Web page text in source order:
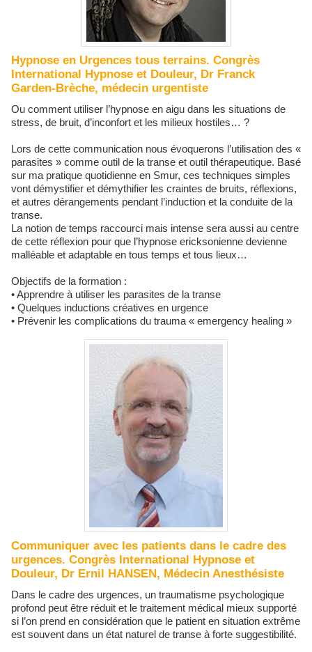
Hypnose en Urgences tous terrains. Congrès
International Hypnose et Douleur, Dr Franck
Garden-Brèche, médecin urgentiste
Ou comment utiliser l’hypnose en aigu dans les situations de
stress, de bruit, d’inconfort et les milieux hostiles… ?
Lors de cette communication nous évoquerons l’utilisation des «
parasites » comme outil de la transe et outil thérapeutique. Basé
sur ma pratique quotidienne en Smur, ces techniques simples
vont démystifier et démythifier les craintes de bruits, réflexions,
et autres dérangements pendant l’induction et la conduite de la
transe.
La notion de temps raccourci mais intense sera aussi au centre
de cette réflexion pour que l’hypnose ericksonienne devienne
malléable et adaptable en tous temps et tous lieux…
Objectifs de la formation :
• Apprendre à utiliser les parasites de la transe
• Quelques inductions créatives en urgence
• Prévenir les complications du trauma « emergency healing »
Communiquer avec les patients dans le cadre des
urgences. Congrès International Hypnose et
Douleur, Dr Ernil HANSEN, Médecin Anesthésiste
Dans le cadre des urgences, un traumatisme psychologique
profond peut être réduit et le traitement médical mieux supporté
si l’on prend en considération que le patient en situation extrême
est souvent dans un état naturel de transe à forte suggestibilité.